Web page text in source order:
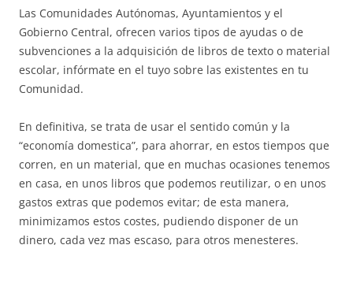
Las Comunidades Autónomas, Ayuntamientos y el
Gobierno Central, ofrecen varios tipos de ayudas o de
subvenciones a la adquisición de libros de texto o material
escolar, infórmate en el tuyo sobre las existentes en tu
Comunidad.
En definitiva, se trata de usar el sentido común y la
“economía domestica”, para ahorrar, en estos tiempos que
corren, en un material, que en muchas ocasiones tenemos
en casa, en unos libros que podemos reutilizar, o en unos
gastos extras que podemos evitar; de esta manera,
minimizamos estos costes, pudiendo disponer de un
dinero, cada vez mas escaso, para otros menesteres.